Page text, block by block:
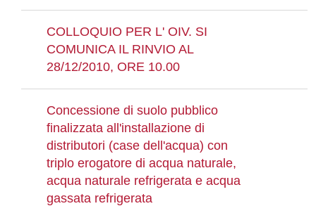
COLLOQUIO PER L' OIV. SI
COMUNICA IL RINVIO AL
28/12/2010, ORE 10.00
Concessione di suolo pubblico
finalizzata all'installazione di
distributori (case dell'acqua) con
triplo erogatore di acqua naturale,
acqua naturale refrigerata e acqua
gassata refrigerata